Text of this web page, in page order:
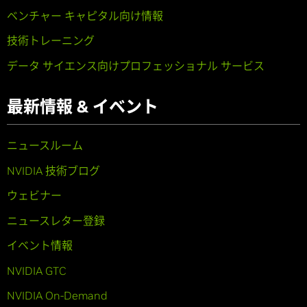
ベンチャー キャピタル向け情報
技術トレーニング
データ サイエンス向けプロフェッショナル サービス
最新情報 & イベント
ニュースルーム
NVIDIA 技術ブログ
ウェビナー
ニュースレター登録
イベント情報
NVIDIA GTC
NVIDIA On-Demand